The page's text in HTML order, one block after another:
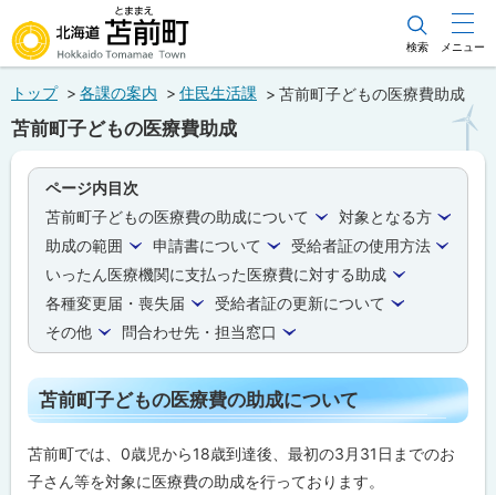
文
メ
ニ
北海道苫前町
Hokkaido Tomamae Town
検索 メニュー
トップ 各課の案内 住民生活課 苫前町子どもの医療費助成
苫前町子どもの医療費助成
ページ内目次
苫前町子どもの医療費の助成について
対象となる方
助成の範囲
申請書について
受給者証の使用方法
いったん医療機関に支払った医療費に対する助成
各種変更届・喪失届
受給者証の更新について
その他
問合わせ先・担当窓口
苫前町子どもの医療費の助成について
苫前町では、0歳児から18歳到達後、最初の3月31日までのお
子さん等を対象に医療費の助成を行っております。